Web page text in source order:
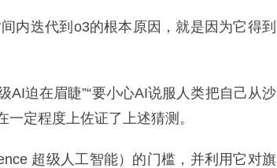
内迭代到o3的根本原因，就是因为它得到
AI迫在眉睫”“要小心AI说服人类把自己从沙
一定程度上佐证了上述猜测。
超级人工智能）的门槛，并利用它对旗